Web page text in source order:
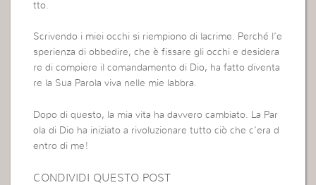
tto.
Scrivendo i miei occhi si riempiono di lacrime. Perché l’e
sperienza di obbedire, che è fissare gli occhi e desidera
re di compiere il comandamento di Dio, ha fatto diventa
re la Sua Parola viva nelle mie labbra.
Dopo di questo, la mia vita ha davvero cambiato. La Par
ola di Dio ha iniziato a rivoluzionare tutto ciò che c’era d
entro di me!
CONDIVIDI QUESTO POST